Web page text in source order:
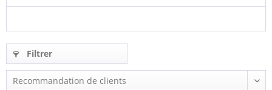
Filtrer